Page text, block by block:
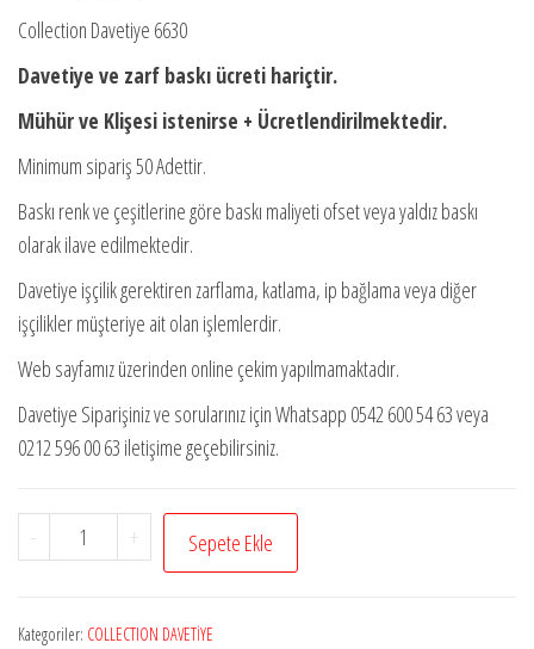
fiyat:
₺ 12,93.
andaki
₺ 11,93.
Collection Davetiye 6630
Davetiye ve zarf baskı ücreti hariçtir.
Mühür ve Klişesi istenirse + Ücretlendirilmektedir.
Minimum sipariş 50 Adettir.
Baskı renk ve çeşitlerine göre baskı maliyeti ofset veya yaldız baskı
olarak ilave edilmektedir.
Davetiye işçilik gerektiren zarflama, katlama, ip bağlama veya diğer
işçilikler müşteriye ait olan işlemlerdir.
Web sayfamız üzerinden online çekim yapılmamaktadır.
Davetiye Siparişiniz ve sorularınız için Whatsapp 0542 600 54 63 veya
0212 596 00 63 iletişime geçebilirsiniz.
-
Collection
Davetiye
adet
+ Sepete Ekle
Kategoriler: COLLECTION DAVETİYE